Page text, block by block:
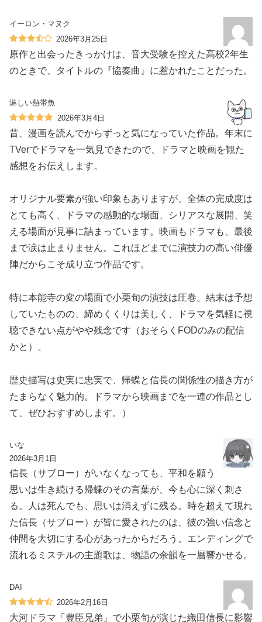
イーロン・マヌク
2026年3月25日
原作と出会ったきっかけは、音大受験を控えた高校2年生
のときで、タイトルの『協奏曲』に惹かれたことだった。
淋しい熱帯魚
2026年3月4日
昔、漫画を読んでからずっと気になっていた作品。年末に
TVerでドラマを一気見できたので、ドラマと映画を観た
感想をお伝えします。
オリジナル要素が強い印象もありますが、全体の完成度は
とても高く、ドラマの感動的な場面、シリアスな展開、笑
える場面が見事に詰まっています。映画もドラマも、最後
まで涙は止まりません。これほどまでに演技力の高い俳優
陣だからこそ成り立つ作品です。
特に本能寺の変の場面で小栗旬の演技は圧巻。結末は予想
していたものの、締めくくりは美しく、ドラマを気軽に視
聴できない点がやや残念です（おそらくFODのみの配信
かと）。
歴史描写は史実に忠実で、帰蝶と信長の関係性の描き方が
たまらなく魅力的。ドラマから映画までを一連の作品とし
て、ぜひおすすめします。）
いな
2026年3月1日
信長（サブロー）がいなくなっても、平和を願う
思いは生き続ける帰蝶のその言葉が、今も心に深く刺さ
る。人は死んでも、思いは消えずに残る。時を超えて現れ
た信長（サブロー）が皆に愛されたのは、彼の強い信念と
仲間を大切にする心があったからだろう。エンディングで
流れるミスチルの主題歌は、物語の余韻を一層響かせる。
DAI
2026年2月16日
大河ドラマ「豊臣兄弟」で小栗旬が演じた織田信長に影響